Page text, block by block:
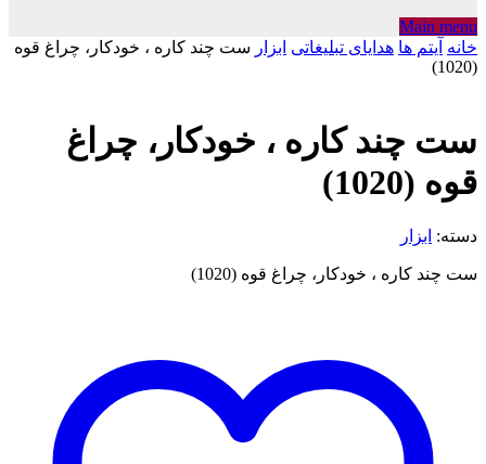
Main menu
خانه آیتم ها هدایای تبلیغاتی ابزار ست چند کاره ، خودکار، چراغ قوه
(1020)
ست چند کاره ، خودکار، چراغ
قوه (1020)
دسته: ابزار
ست چند کاره ، خودکار، چراغ قوه (1020)